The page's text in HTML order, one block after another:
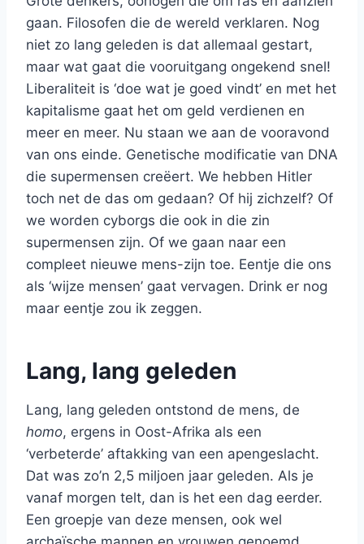
gaan. Filosofen die de wereld verklaren. Nog
niet zo lang geleden is dat allemaal gestart,
maar wat gaat die vooruitgang ongekend snel!
Liberaliteit is ‘doe wat je goed vindt’ en met het
kapitalisme gaat het om geld verdienen en
meer en meer. Nu staan we aan de vooravond
van ons einde. Genetische modificatie van DNA
die supermensen creëert. We hebben Hitler
toch net de das om gedaan? Of hij zichzelf? Of
we worden cyborgs die ook in die zin
supermensen zijn. Of we gaan naar een
compleet nieuwe mens-zijn toe. Eentje die ons
als ‘wijze mensen’ gaat vervagen. Drink er nog
maar eentje zou ik zeggen.
Lang, lang geleden
Lang, lang geleden ontstond de mens, de
homo, ergens in Oost-Afrika als een
‘verbeterde’ aftakking van een apengeslacht.
Dat was zo’n 2,5 miljoen jaar geleden. Als je
vanaf morgen telt, dan is het een dag eerder.
Een groepje van deze mensen, ook wel